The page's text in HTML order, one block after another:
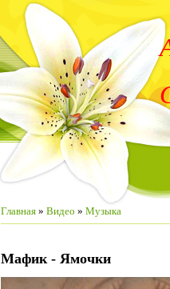
Главная » Видео » Музыка
Мафик - Ямочки